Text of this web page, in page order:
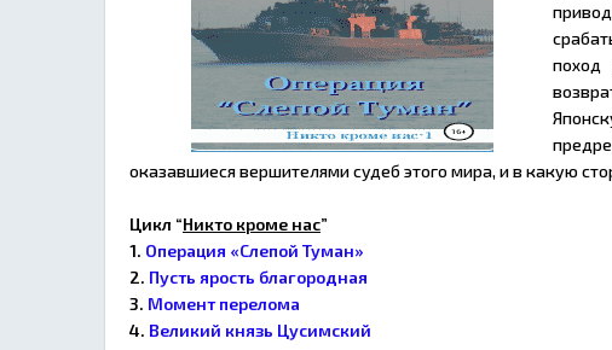
оказавшиеся вершителями судеб этого мира, и в какую
Цикл “Никто кроме нас”
1. Операция «Слепой Туман»
2. Пусть ярость благородная
3. Момент перелома
4. Великий князь Цусимский